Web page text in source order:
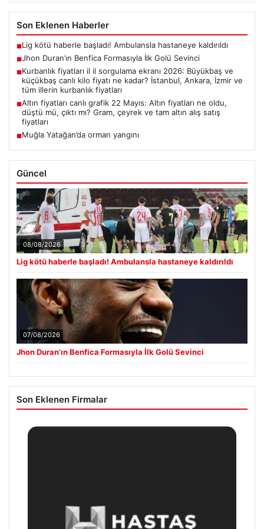
Son Eklenen Haberler
■Lig kötü haberle başladı! Ambulansla hastaneye kaldırıldı
■Jhon Duran’ın Benfica Formasıyla İlk Golü Sevinci
■Kurbanlık fiyatları il il sorgulama ekranı 2026: Büyükbaş ve
küçükbaş canlı kilo fiyatı ne kadar? İstanbul, Ankara, İzmir ve
tüm illerin kurbanlık fiyatları
■Altın fiyatları canlı grafik 22 Mayıs: Altın fiyatları ne oldu,
düştü mü, çıktı mı? Gram, çeyrek ve tam altın alış satış
fiyatları
■Muğla Yatağan’da orman yangını
Güncel
08/08/2026
Lig kötü haberle başladı! Ambulansla hastaneye kaldırıldı
07/08/2026
Jhon Duran’ın Benfica Formasıyla İlk Golü Sevinci
Son Eklenen Firmalar